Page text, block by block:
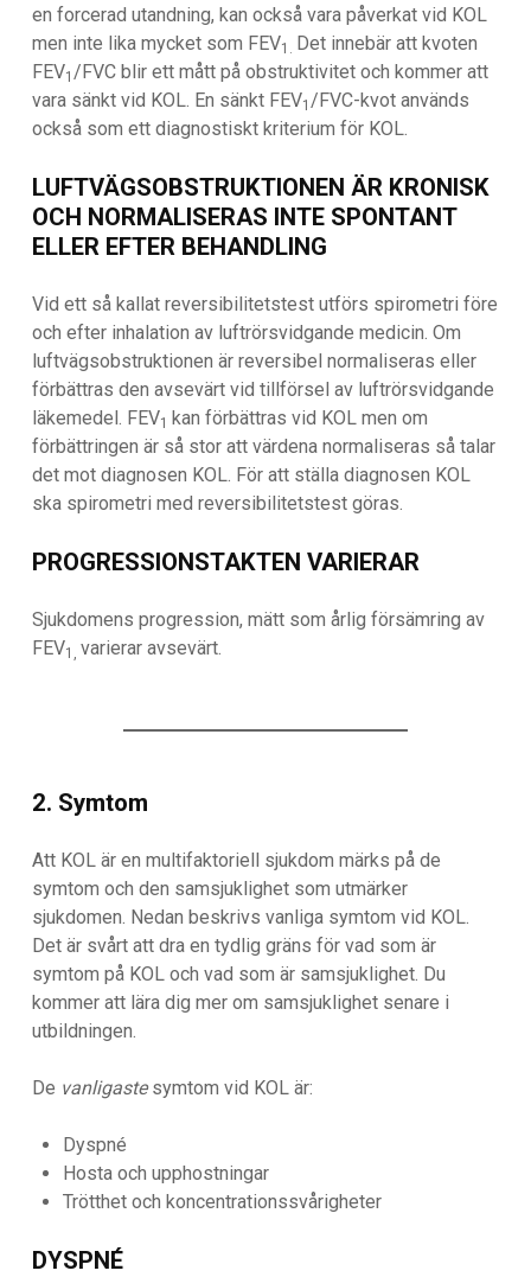
en forcerad utandning, kan också vara påverkat vid KOL
men inte lika mycket som FEV1. Det innebär att kvoten
FEV1 /FVC blir ett mått på obstruktivitet och kommer att
vara sänkt vid KOL. En sänkt FEV1 /FVC-kvot används
också som ett diagnostiskt kriterium för KOL.
LUFTVÄGSOBSTRUKTIONEN ÄR KRONISK
OCH NORMALISERAS INTE SPONTANT
ELLER EFTER BEHANDLING
Vid ett så kallat reversibilitetstest utförs spirometri före
och efter inhalation av luftrörsvidgande medicin. Om
luftvägsobstruktionen är reversibel normaliseras eller
förbättras den avsevärt vid tillförsel av luftrörsvidgande
läkemedel. FEV1
kan förbättras vid KOL men om
förbättringen är så stor att värdena normaliseras så talar
det mot diagnosen KOL. För att ställa diagnosen KOL
ska spirometri med reversibilitetstest göras.
PROGRESSIONSTAKTEN VARIERAR
Sjukdomens progression, mätt som årlig försämring av
FEV1, varierar avsevärt.
2. Symtom
Att KOL är en multifaktoriell sjukdom märks på de
symtom och den samsjuklighet som utmärker
sjukdomen. Nedan beskrivs vanliga symtom vid KOL.
Det är svårt att dra en tydlig gräns för vad som är
symtom på KOL och vad som är samsjuklighet. Du
kommer att lära dig mer om samsjuklighet senare i
utbildningen.
De vanligastesymtom vid KOL är:
Dyspné
Hosta och upphostningar
Trötthet och koncentrationssvårigheter
DYSPNÉ